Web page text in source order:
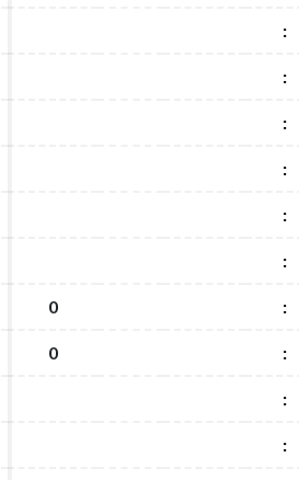
:
:
:
:
:
:
0 :
0 :
:
:
:
:
:
:
:
:
0 :
0 :
:
: